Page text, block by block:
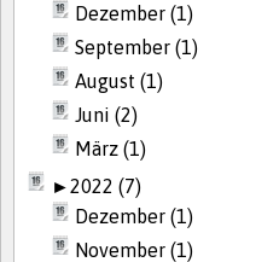
Dezember (1)
September (1)
August (1)
Juni (2)
März (1)
►2022 (7)
Dezember (1)
November (1)